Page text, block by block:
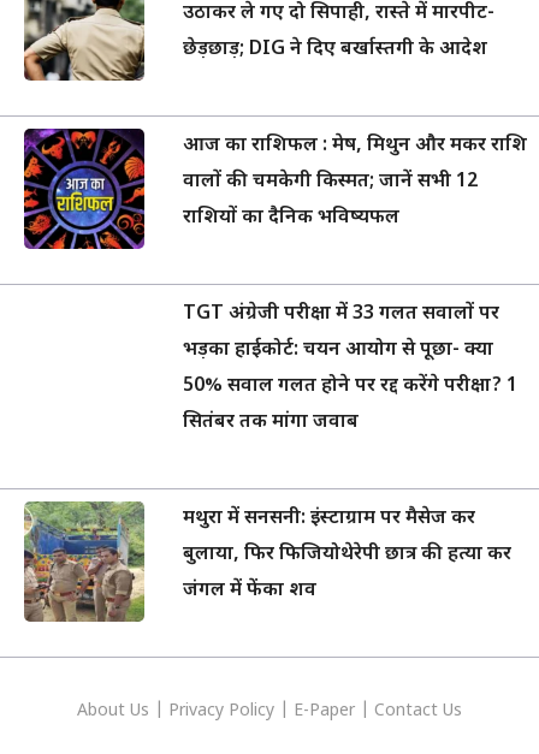
उठाकर ले गए दो सिपाही, रास्ते में मारपीट-
छेड़छाड़; DIG ने दिए बर्खास्तगी के आदेश
आज का राशिफल : मेष, मिथुन और मकर राशि
वालों की चमकेगी किस्मत; जानें सभी 12
राशियों का दैनिक भविष्यफल
TGT अंग्रेजी परीक्षा में 33 गलत सवालों पर
भड़का हाईकोर्ट: चयन आयोग से पूछा- क्या
50% सवाल गलत होने पर रद्द करेंगे परीक्षा? 1
सितंबर तक मांगा जवाब
मथुरा में सनसनी: इंस्टाग्राम पर मैसेज कर
बुलाया, फिर फिजियोथेरेपी छात्र की हत्या कर
जंगल में फेंका शव
About Us Privacy Policy E-Paper Contact Us